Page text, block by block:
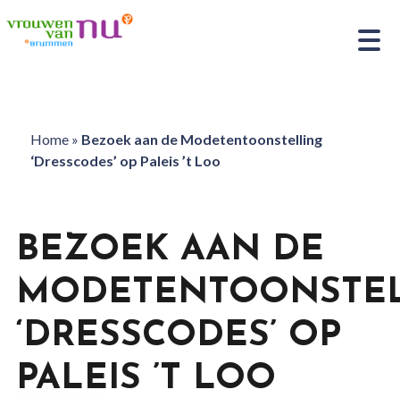
Home» Bezoek aan de Modetentoonstelling
‘Dresscodes’ op Paleis ’t Loo
BEZOEK AAN DE
‘DRESSCODES’ OP
PALEIS ’T LOO